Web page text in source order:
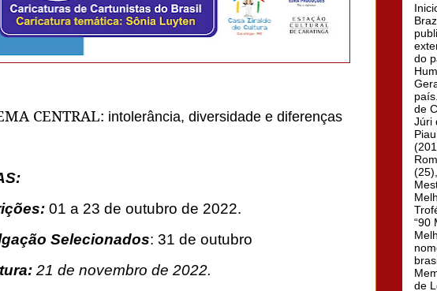
CENTRAL: intolerância, diversidade e diferenças
01 a 23 de outubro de 2022.
Selecionados: 31 de outubro
21 de novembro de 2022.
do
de
Júri
“90
de